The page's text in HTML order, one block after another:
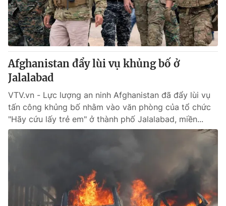
Afghanistan đẩy lùi vụ khủng bố ở
Jalalabad
VTV.vn - Lực lượng an ninh Afghanistan đã đẩy lùi vụ
tấn công khủng bố nhằm vào văn phòng của tổ chức
"Hãy cứu lấy trẻ em" ở thành phố Jalalabad, miền...